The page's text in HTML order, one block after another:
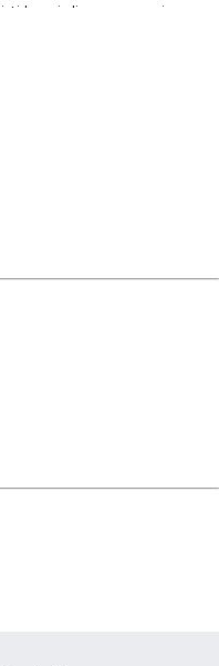
la migliore sensazione
l'indipendenza
del
esigenze.